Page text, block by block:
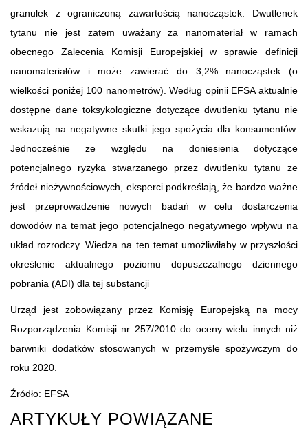
granulek z ograniczoną zawartością nanocząstek. Dwutlenek
tytanu nie jest zatem uważany za nanomateriał w ramach
obecnego Zalecenia Komisji Europejskiej w sprawie definicji
nanomateriałów i może zawierać do 3,2% nanocząstek (o
wielkości poniżej 100 nanometrów). Według opinii EFSA aktualnie
dostępne dane toksykologiczne dotyczące dwutlenku tytanu nie
wskazują na negatywne skutki jego spożycia dla konsumentów.
Jednocześnie ze względu na doniesienia dotyczące
potencjalnego ryzyka stwarzanego przez dwutlenku tytanu ze
źródeł nieżywnościowych, eksperci podkreślają, że bardzo ważne
jest przeprowadzenie nowych badań w celu dostarczenia
dowodów na temat jego potencjalnego negatywnego wpływu na
układ rozrodczy. Wiedza na ten temat umożliwiłaby w przyszłości
określenie aktualnego poziomu dopuszczalnego dziennego
pobrania (ADI) dla tej substancji
Urząd jest zobowiązany przez Komisję Europejską na mocy
Rozporządzenia Komisji nr 257/2010 do oceny wielu innych niż
barwniki dodatków stosowanych w przemyśle spożywczym do
roku 2020.
Źródło: EFSA
ARTYKUŁY POWIĄZANE